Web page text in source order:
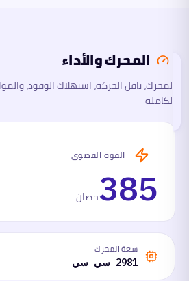
السلامة
والتقنية
تقرأ
ما
لها
وما
عليها
المحرك والأداء
المحرك، ناقل الحركة، استهلاك الوقود،
الكاملة
القوة القصوى
385حصان
سعة المحرك
2981 سي سي